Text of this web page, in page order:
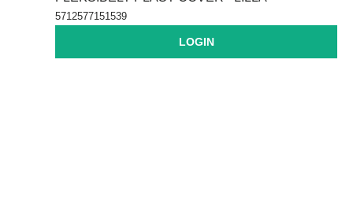
5712577151539
LOGIN